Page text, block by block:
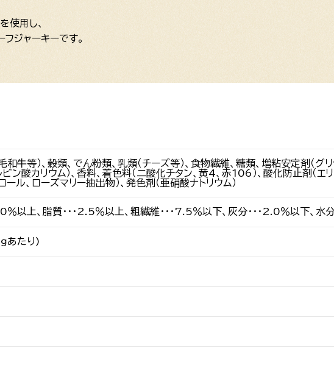
使用し、
ジャーキーです。
和牛等）、穀類、でん粉類、乳類（チーズ等）、食物繊維、糖類、増粘安定剤（グ
ビン酸カリウム）、香料、着色料（二酸化チタン、黄4、赤106）、酸化防止剤（エ
ール、ローズマリー抽出物）、発色剤（亜硝酸ナトリウム）
％以上、脂質・・・2.5％以上、粗繊維・・・7.5％以下、灰分・・・2.0％以下、水
たり)